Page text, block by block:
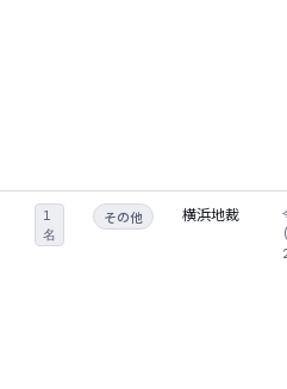
1
名
その他 横浜地裁